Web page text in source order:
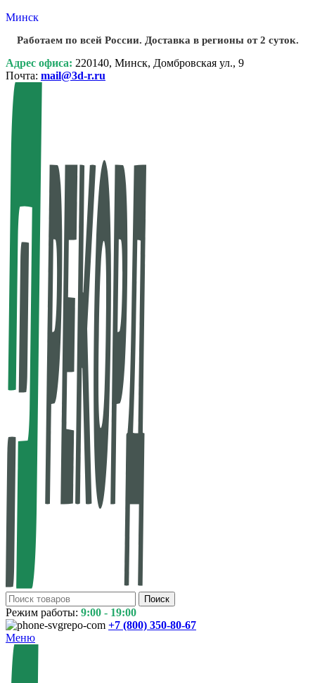
Минск
Работаем по всей России. Доставка в регионы от 2 суток.
Адрес офиса: 220140, Минск, Домбровская ул., 9
Почта: mail@3d-r.ru
Поиск
Режим работы: 9:00 - 19:00
+7 (800) 350-80-67
Меню